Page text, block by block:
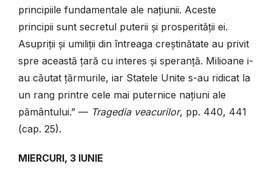
principiile fundamentale ale națiunii. Aceste
principii sunt secretul puterii și prosperității ei.
Asupriții și umiliții din întreaga creștinătate au privit
spre această țară cu interes și speranță. Milioane i-
au căutat țărmurile, iar Statele Unite s-au ridicat la
un rang printre cele mai puternice națiuni ale
pământului.” — Tragedia veacurilor, pp. 440, 441
(cap. 25).
MIERCURI, 3 IUNIE